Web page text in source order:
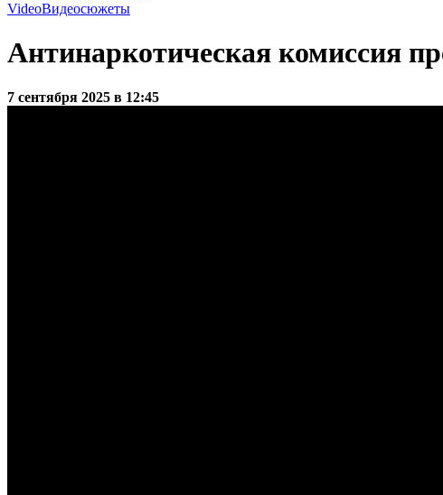
VideoВидеосюжеты
Антинаркотическая комиссия
7 сентября 2025 в 12:45